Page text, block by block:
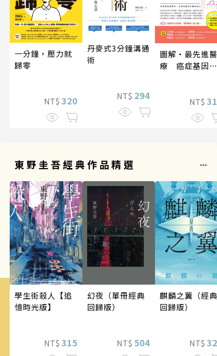
一分鐘，壓力就
歸零
NT$ 320
丹麥式3分鐘溝通
術
NT$ 294
圖解‧最先進醫
療 癌症基因療
NT$
東野圭吾經典作品精選
學生街殺人【追
憶時光版】
NT$ 315
幻夜（單冊經典
回歸版）
NT$ 504
麒麟之翼（經典
回歸版）
NT$